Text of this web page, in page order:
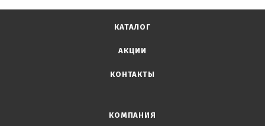
КАТАЛОГ
АКЦИИ
КОНТАКТЫ
КОМПАНИЯ